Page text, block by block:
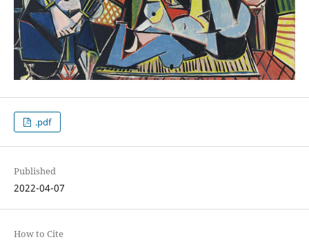
.pdf
Published
2022-04-07
How to Cite